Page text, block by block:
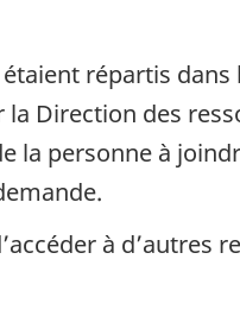
répartis
Direction des
la personne à
à d’autres